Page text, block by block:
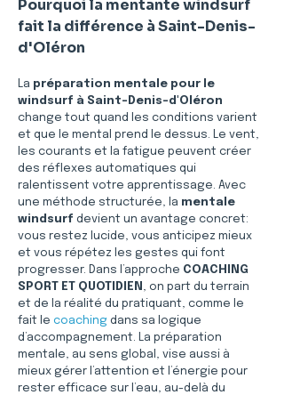
Pourquoi la mentante windsurf
fait la différence à Saint-Denis-
d'Oléron
La préparation mentale pour le
windsurf à Saint-Denis-d'Oléron
change tout quand les conditions varient
et que le mental prend le dessus. Le vent,
les courants et la fatigue peuvent créer
des réflexes automatiques qui
ralentissent votre apprentissage. Avec
une méthode structurée, la mentale
windsurf devient un avantage concret:
vous restez lucide, vous anticipez mieux
et vous répétez les gestes qui font
progresser. Dans l’approche COACHING
SPORT ET QUOTIDIEN , on part du terrain
et de la réalité du pratiquant, comme le
fait le coaching dans sa logique
d’accompagnement. La préparation
mentale, au sens global, vise aussi à
mieux gérer l’attention et l’énergie pour
rester efficace sur l’eau, au-delà du